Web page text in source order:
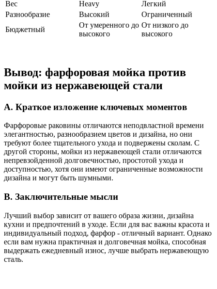
Вес Heavy
Легкий
Разнообразие
Высокий
Ограниченный
Бюджетный
От умеренного до
высокого
От низкого до
высокого
Вывод: фарфоровая мойка против
мойки из нержавеющей стали
A. Краткое изложение ключевых моментов
Фарфоровые раковины отличаются неподвластной времени
элегантностью, разнообразием цветов и дизайна, но они
требуют более тщательного ухода и подвержены сколам. С
другой стороны, мойки из нержавеющей стали отличаются
непревзойденной долговечностью, простотой ухода и
доступностью, хотя они имеют ограниченные возможности
дизайна и могут быть шумными.
B. Заключительные мысли
Лучший выбор зависит от вашего образа жизни, дизайна
кухни и предпочтений в уходе. Если для вас важны красота и
индивидуальный подход, фарфор - отличный вариант. Однако
если вам нужна практичная и долговечная мойка, способная
выдержать ежедневный износ, лучше выбрать нержавеющую
сталь.